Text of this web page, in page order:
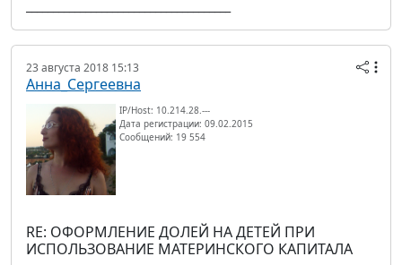
23 августа 2018 15:13
Анна_Сергеевна
IP/Host: 10.214.28.---
Дата регистрации: 09.02.2015
Сообщений: 19 554
RE: ОФОРМЛЕНИЕ ДОЛЕЙ НА ДЕТЕЙ ПРИ
ИСПОЛЬЗОВАНИЕ МАТЕРИНСКОГО КАПИТАЛА